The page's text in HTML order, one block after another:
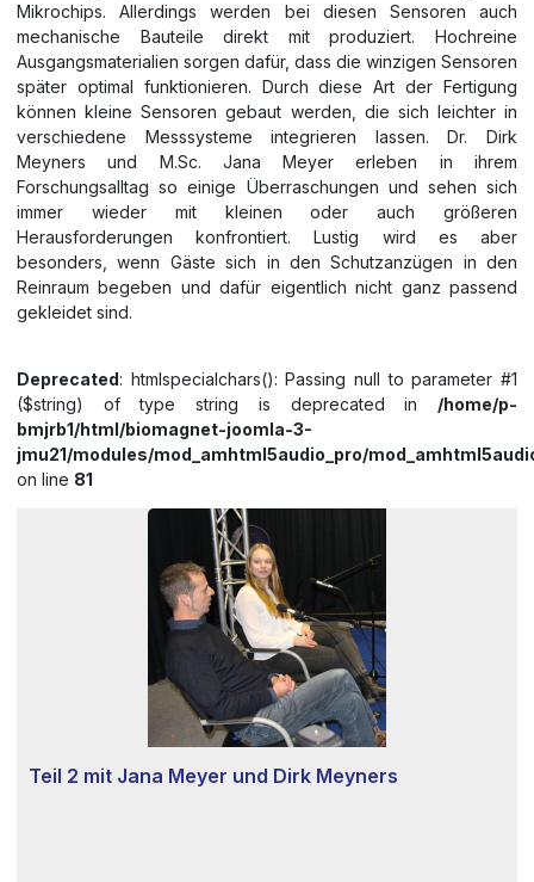
Mikrochips. Allerdings werden bei diesen Sensoren auch
mechanische Bauteile direkt mit produziert. Hochreine
Ausgangsmaterialien sorgen dafür, dass die winzigen Sensoren
später optimal funktionieren. Durch diese Art der Fertigung
können kleine Sensoren gebaut werden, die sich leichter in
verschiedene Messsysteme integrieren lassen. Dr. Dirk
Meyners und M.Sc. Jana Meyer erleben in ihrem
Forschungsalltag so einige Überraschungen und sehen sich
immer wieder mit kleinen oder auch größeren
Herausforderungen konfrontiert. Lustig wird es aber
besonders, wenn Gäste sich in den Schutzanzügen in den
Reinraum begeben und dafür eigentlich nicht ganz passend
gekleidet sind.
Deprecated: htmlspecialchars(): Passing null to parameter #1
($string) of type string is deprecated in /home/p-
bmjrb1/html/biomagnet-joomla-3-
jmu21/modules/mod_amhtml5audio_pro/
on line 81
Teil 2 mit Jana Meyer und Dirk Meyners